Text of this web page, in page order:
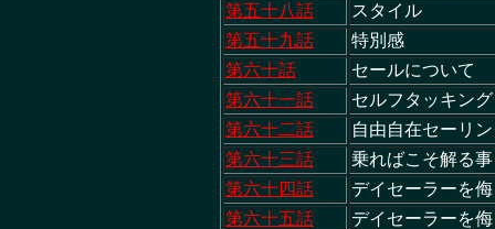
第五十八話
スタイル
第五十九話
特別感
第六十話
セールについて
第六十一話
セルフタッキン
第六十二話
自由自在セーリ
第六十三話
乗ればこそ解る事
第六十四話
デイセーラーを
第六十五話
デイセーラーを